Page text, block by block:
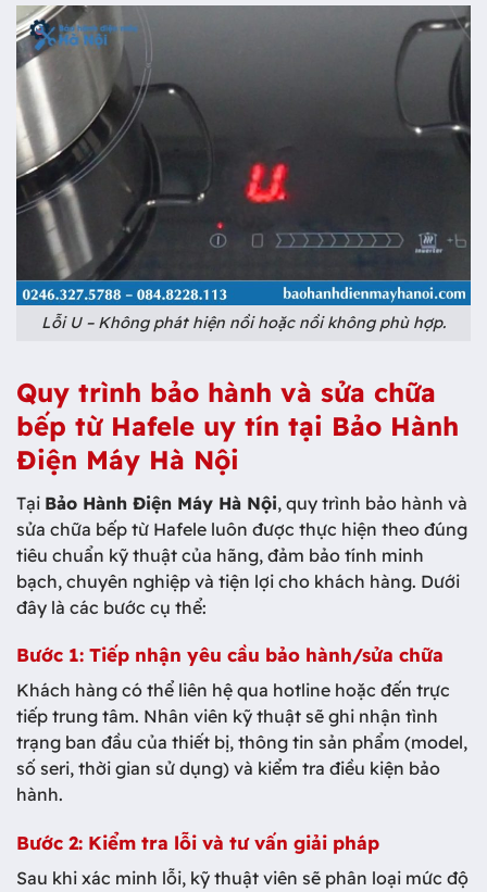
Lỗi U – Không phát hiện nồi hoặc nồi không phù hợp.
Quy trình bảo hành và sửa chữa
bếp từ Hafele uy tín tại Bảo Hành
Điện Máy Hà Nội
Tại Bảo Hành Điện Máy Hà Nội, quy trình bảo hành và
sửa chữa bếp từ Hafele luôn được thực hiện theo đúng
tiêu chuẩn kỹ thuật của hãng, đảm bảo tính minh
bạch, chuyên nghiệp và tiện lợi cho khách hàng. Dưới
đây là các bước cụ thể:
Bước 1: Tiếp nhận yêu cầu bảo hành/sửa chữa
Khách hàng có thể liên hệ qua hotline hoặc đến trực
tiếp trung tâm. Nhân viên kỹ thuật sẽ ghi nhận tình
trạng ban đầu của thiết bị, thông tin sản phẩm (model,
số seri, thời gian sử dụng) và kiểm tra điều kiện bảo
hành.
Bước 2: Kiểm tra lỗi và tư vấn giải pháp
Sau khi xác minh lỗi, kỹ thuật viên sẽ phân loại mức độ